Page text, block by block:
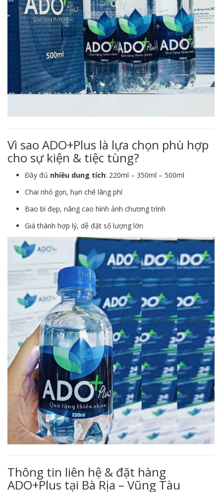
Vì sao ADO+Plus là lựa chọn phù hợp
cho sự kiện & tiệc tùng?
Đầy đủ nhiều dung tích: 220ml – 350ml – 500ml
Chai nhỏ gọn, hạn chế lãng phí
Bao bì đẹp, nâng cao hình ảnh chương trình
Giá thành hợp lý, dễ đặt số lượng lớn
Thông tin liên hệ & đặt hàng
ADO+Plus tại Bà Rịa – Vũng Tàu